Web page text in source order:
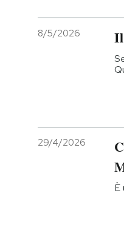
8/5/2026
29/4/2026
È